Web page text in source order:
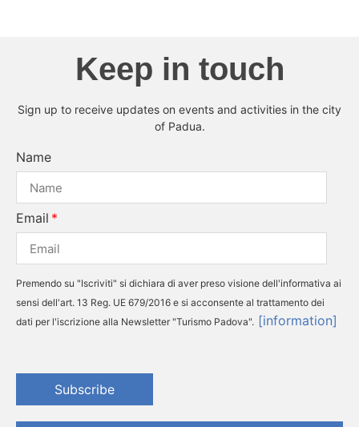
Keep in touch
Sign up to receive updates on events and activities in the city
of Padua.
Name
Email
Premendo su "Iscriviti" si dichiara di aver preso visione dell'informativa ai
sensi dell'art. 13 Reg. UE 679/2016 e si acconsente al trattamento dei
dati per l'iscrizione alla Newsletter "Turismo Padova". [information]
Subscribe